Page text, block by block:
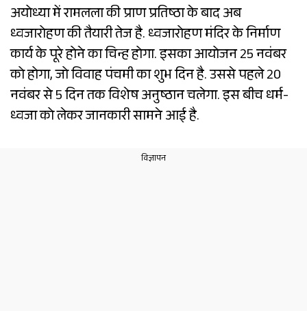
अयोध्या में रामलला की प्राण प्रतिष्ठा के बाद अब
ध्वजारोहण की तैयारी तेज है. ध्वजारोहण मंदिर के निर्माण
कार्य के पूरे होने का चिन्ह होगा. इसका आयोजन 25 नवंबर
को होगा, जो विवाह पंचमी का शुभ दिन है. उससे पहले 20
नवंबर से 5 दिन तक विशेष अनुष्ठान चलेगा. इस बीच धर्म-
ध्वजा को लेकर जानकारी सामने आई है.